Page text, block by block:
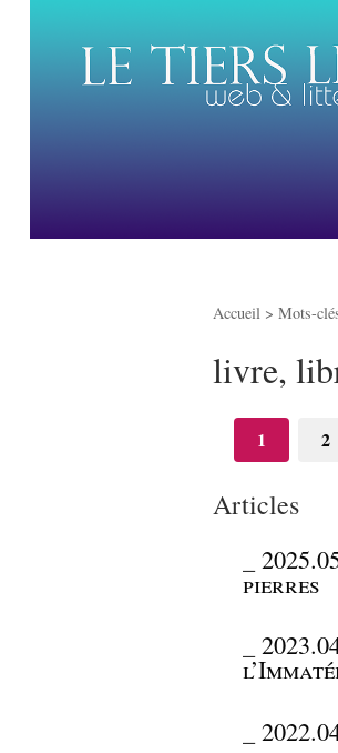
Accueil > Mots-
livre,
1 2
Articles
pierres